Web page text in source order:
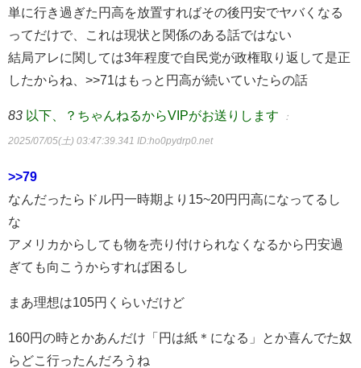
単に行き過ぎた円高を放置すればその後円安でヤバくなる
ってだけで、これは現状と関係のある話ではない
結局アレに関しては3年程度で自民党が政権取り返して是正
したからね、>>71はもっと円高が続いていたらの話
83 以下、？ちゃんねるからVIPがお送りします ：
2025/07/05(土) 03:47:39.341 ID:ho0pydrp0.net
>>79
なんだったらドル円一時期より15~20円円高になってるし
な
アメリカからしても物を売り付けられなくなるから円安過
ぎても向こうからすれば困るし
まあ理想は105円くらいだけど
160円の時とかあんだけ「円は紙＊になる」とか喜んでた奴
らどこ行ったんだろうね